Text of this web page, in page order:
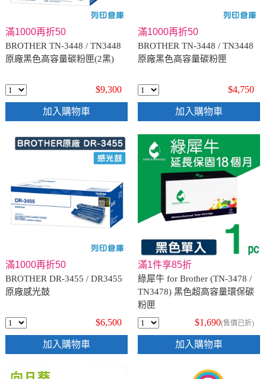
滿1000再折50
BROTHER TN-3448 / TN3448
原廠黑色高容量碳粉匣(2黑)
$9,300
加入購物車
滿1000再折50
BROTHER TN-3448 / TN3448
原廠黑色高容量碳粉匣
$4,750
加入購物車
滿1000再折50
BROTHER DR-3455 / DR3455
原廠感光鼓
$6,500
加入購物車
滿1件享85折
綠犀牛 for Brother (TN-3478 /
TN3478) 黑色超高容量環保碳
粉匣
$1,690(售價已折)
加入購物車